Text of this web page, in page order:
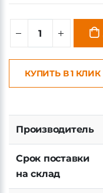
КУПИТЬ В 1 КЛИК
Производитель
Срок поставки
на склад